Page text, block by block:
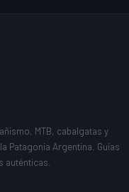
MTB, cabalgatas y
Patagonia Argentina. Guías
auténticas.